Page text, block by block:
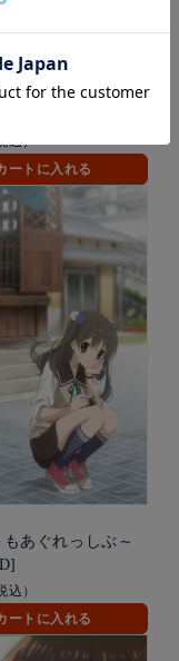
もあぐれっしぶ～
込）
ートに入れる
あぐれっしぶ～
込）
ートに入れる